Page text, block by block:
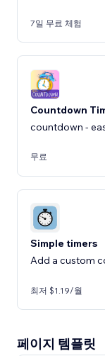
7일 무료 체험
Countdown
countdown -
무료
Simple timers
Add a custom
최저 $1.19/월
페이지 템플릿